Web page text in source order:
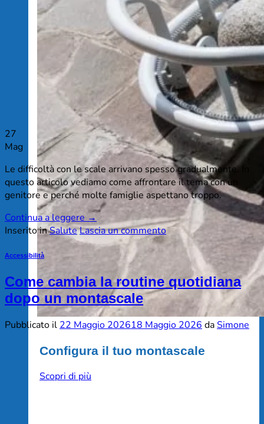
Configura il tuo montascale
Scopri di più
27
Mag
Le difficoltà con le scale arrivano spesso gradualmente. In
questo articolo vediamo come affrontare il tema con un
genitore e perché molte famiglie aspettano troppo.
Continua a leggere →
Inserito inSaluteLascia un commento
Accessibilità
Come cambia la routine quotidiana
dopo un montascale
Pubblicato il 22 Maggio 202618 Maggio 2026 daSimone